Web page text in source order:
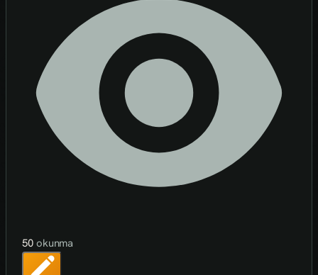
50 okunma